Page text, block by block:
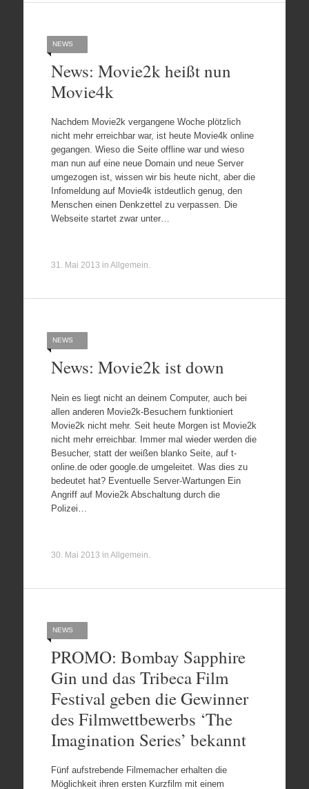
NEWS
News: Movie2k heißt nun
Movie4k
Nachdem Movie2k vergangene Woche plötzlich
nicht mehr erreichbar war, ist heute Movie4k online
gegangen. Wieso die Seite offline war und wieso
man nun auf eine neue Domain und neue Server
umgezogen ist, wissen wir bis heute nicht, aber die
Infomeldung auf Movie4k istdeutlich genug, den
Menschen einen Denkzettel zu verpassen. Die
Webseite startet zwar unter…
31. Mai 2013 in Allgemein.
NEWS
News: Movie2k ist down
Nein es liegt nicht an deinem Computer, auch bei
allen anderen Movie2k-Besuchern funktioniert
Movie2k nicht mehr. Seit heute Morgen ist Movie2k
nicht mehr erreichbar. Immer mal wieder werden die
Besucher, statt der weißen blanko Seite, auf t-
online.de oder google.de umgeleitet. Was dies zu
bedeutet hat? Eventuelle Server-Wartungen Ein
Angriff auf Movie2k Abschaltung durch die
Polizei…
30. Mai 2013 in Allgemein
NEWS
PROMO: Bombay Sapphire
Gin und das Tribeca Film
Festival geben die Gewinner
des Filmwettbewerbs ‘The
Imagination Series’ bekannt
Fünf aufstrebende Filmemacher erhalten die
Möglichkeit ihren ersten Kurzfilm mit einem